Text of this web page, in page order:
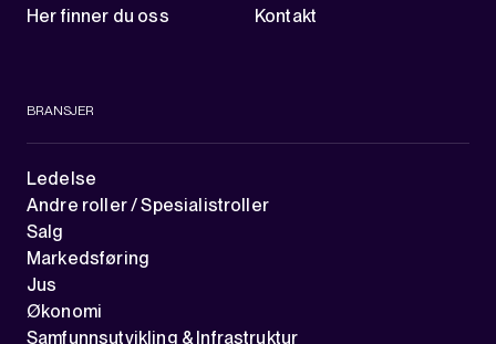
Her finner du oss
Kontakt
BRANSJER
Ledelse
Andre roller / Spesialistroller
Salg
Markedsføring
Jus
Økonomi
Samfunnsutvikling & Infrastruktur